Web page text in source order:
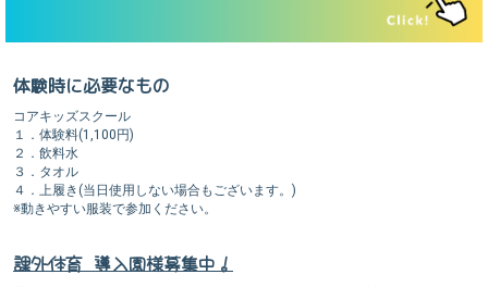
体験時に必要なもの
コアキッズスクール
１．体験料(1,100円)
２．飲料水
３．タオル
４．上履き(当日使用しない場合もございます。)
※動きやすい服装で参加ください。
課外体育 導入園様募集中！